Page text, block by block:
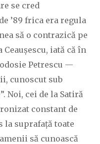
se cred
’89 frica era regula
să o contrazică pe
iată că în
Petrescu —
cunoscut sub
Noi, cei de la Satiră
constant de
la suprafață toate
să cunoască